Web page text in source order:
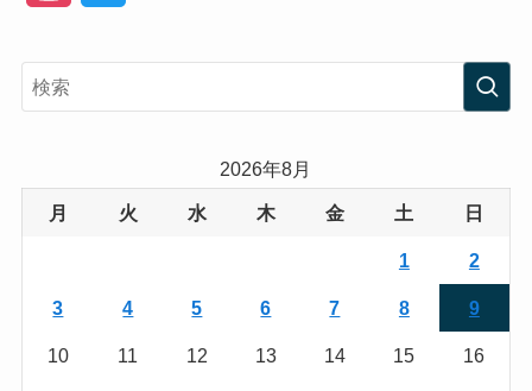
e
2026年8月
月 火 水 木 金 土 日
1 2
3 4 5 6 7 8 9
10 11 12 13 14 15 16